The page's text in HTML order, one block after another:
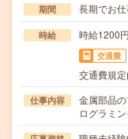
期間 長期でお
時給 時給1200円
交通費
交通費規
仕事内容
金属部品
ログラミ